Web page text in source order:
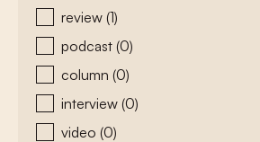
zoeken - genre
review (1)
podcast (0)
column (0)
interview (0)
video (0)